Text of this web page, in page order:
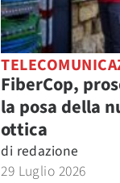
FiberCop,
la posa della
ottica
di redazione
29 Luglio 2026